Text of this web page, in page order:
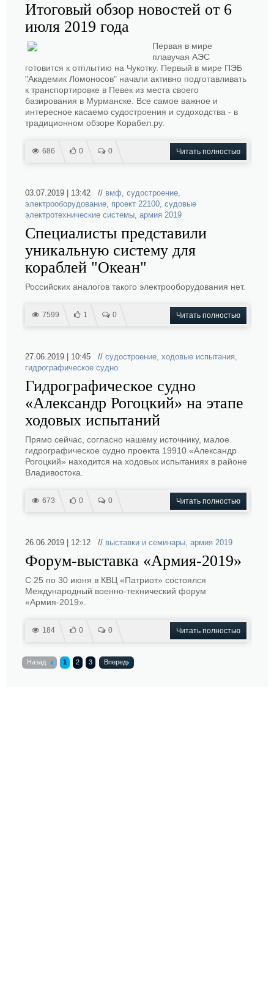
Итоговый обзор новостей от 6
июля 2019 года
Первая в мире
плавучая АЭС
готовится к отплытию на Чукотку. Первый в мире ПЭБ
"Академик Ломоносов" начали активно подготавливать
к транспортировке в Певек из места своего
базирования в Мурманске. Все самое важное и
интересное касаемо судостроения и судоходства - в
традиционном обзоре Корабел.ру.
686 0 0 Читать полностью
03.07.2019 | 13:42 // вмф, судостроение,
электрооборудование, проект 22100, судовые
электротехнические системы, армия 2019
Специалисты представили
уникальную систему для
кораблей "Океан"
Российских аналогов такого электрооборудования нет.
7599 1 0 Читать полностью
27.06.2019 | 10:45 // судостроение, ходовые испытания,
гидрографическое судно
Гидрографическое судно
«Александр Рогоцкий» на этапе
ходовых испытаний
Прямо сейчас, согласно нашему источнику, малое
гидрографическое судно проекта 19910 «Александр
Рогоцкий» находится на ходовых испытаниях в районе
Владивостока.
673 0 0 Читать полностью
26.06.2019 | 12:12 // выставки и семинары, армия 2019
Форум-выставка «Армия-2019»
С 25 по 30 июня в КВЦ «Патриот» состоялся
Международный военно-технический форум
«Армия-2019».
184 0 0 Читать полностью
Назад 1 2 3 Вперед